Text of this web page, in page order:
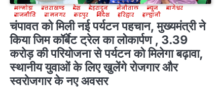
अल्मोड़ा उत्तराखण्ड देश देहरादून नैनीताल न्यूज
बागेश्वर
राजनीति
रामनगर रुद्रपुर विदेश हरिद्वार हल्द्वानी
चंपावत को मिली नई पर्यटन पहचान, मुख्यमंत्री ने
किया जिम कॉर्बेट ट्रेल का लोकार्पण , 3.39
करोड़ की परियोजना से पर्यटन को मिलेगा बढ़ावा,
स्थानीय युवाओं के लिए खुलेंगे रोजगार और
स्वरोजगार के नए अवसर